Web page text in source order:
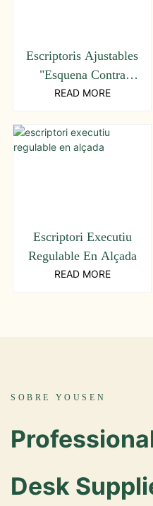
Escriptoris Ajustables
"esquena Contra
Esquena"
READ MORE
Escriptori Executiu
Regulable En Alçada
READ MORE
SOBRE YOUSEN
Desk